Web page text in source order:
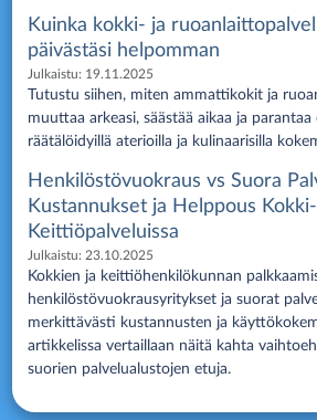
Kuinka kokki- ja
päivästäsi helpomman
Julkaistu: 19.11.2025
Tutustu siihen, miten ammattikokit ja
muuttaa arkeasi, säästää aikaa ja parantaa
räätälöidyillä aterioilla ja kulinaarisilla
Henkilöstövuokraus vs Suora
Kustannukset ja Helppous
Keittiöpalveluissa
Julkaistu: 23.10.2025
Kokkien ja keittiöhenkilökunnan
henkilöstövuokrausyritykset ja suorat
merkittävästi kustannusten ja
artikkelissa vertaillaan näitä kahta
suorien palvelualustojen etuja.